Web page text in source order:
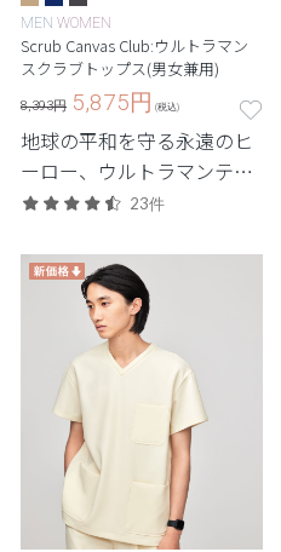
MEN WOMEN
Scrub Canvas Club:ウルトラマン
スクラブトップス(男女兼用)
8,393円 5,875円 (税込)
地球の平和を守る永遠のヒ
ーロー、ウルトラマンティ
ガとのコラボモデル。
23件